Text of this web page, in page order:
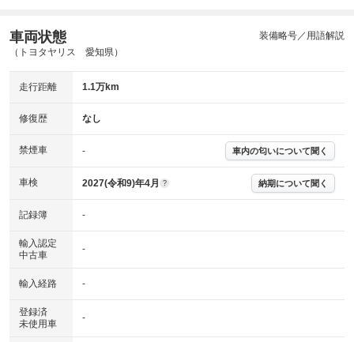
機関 主要機関に不具合はありません。
※グー鑑定は保証サービスではございません。購入時は必ず現車をご確認
下さい。
※実際にお渡しするコンディションチェックシートにつきましては、形式
および表示項目が異なる場合がございます。
す。車両情報等の詳細は各販売店へお問い合わせ下さい。
車両状態
（トヨタヤリス 愛知県）
装備略号／用語解説
走行距離 1.1万km
修復歴 なし
禁煙車 - 車内の匂いについて聞く
車検 2027(令和9)年4月 ? 納期について聞く
記録簿 -
輸入認定
中古車
-
輸入経路 -
登録済
未使用車
-